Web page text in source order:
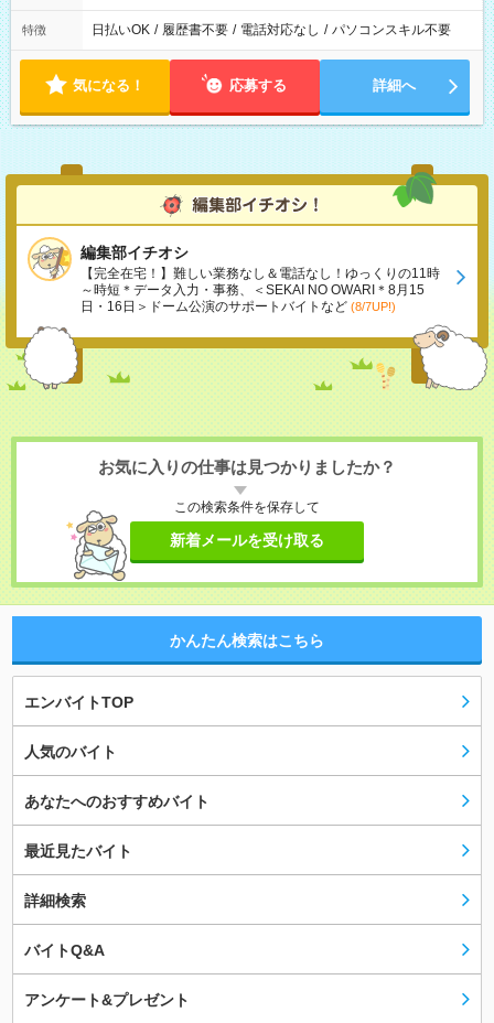
特徴 日払いOK / 履歴書不要 / 電話対応なし / パソコンスキル不要
気になる！ 応募する 詳細へ
編集部イチオシ
【完全在宅！】難しい業務なし＆電話なし！ゆっくりの11時
～時短＊データ入力・事務、＜SEKAI NO OWARI＊8月15
日・16日＞ドーム公演のサポートバイトなど (8/7UP!)
お気に入りの仕事は見つかりましたか？
この検索条件を保存して
新着メールを受け取る
かんたん検索はこちら
エンバイトTOP
人気のバイト
あなたへのおすすめバイト
最近見たバイト
詳細検索
バイトQ&A
アンケート&プレゼント